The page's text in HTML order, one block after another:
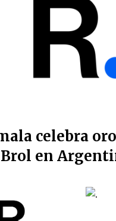
celebra
en